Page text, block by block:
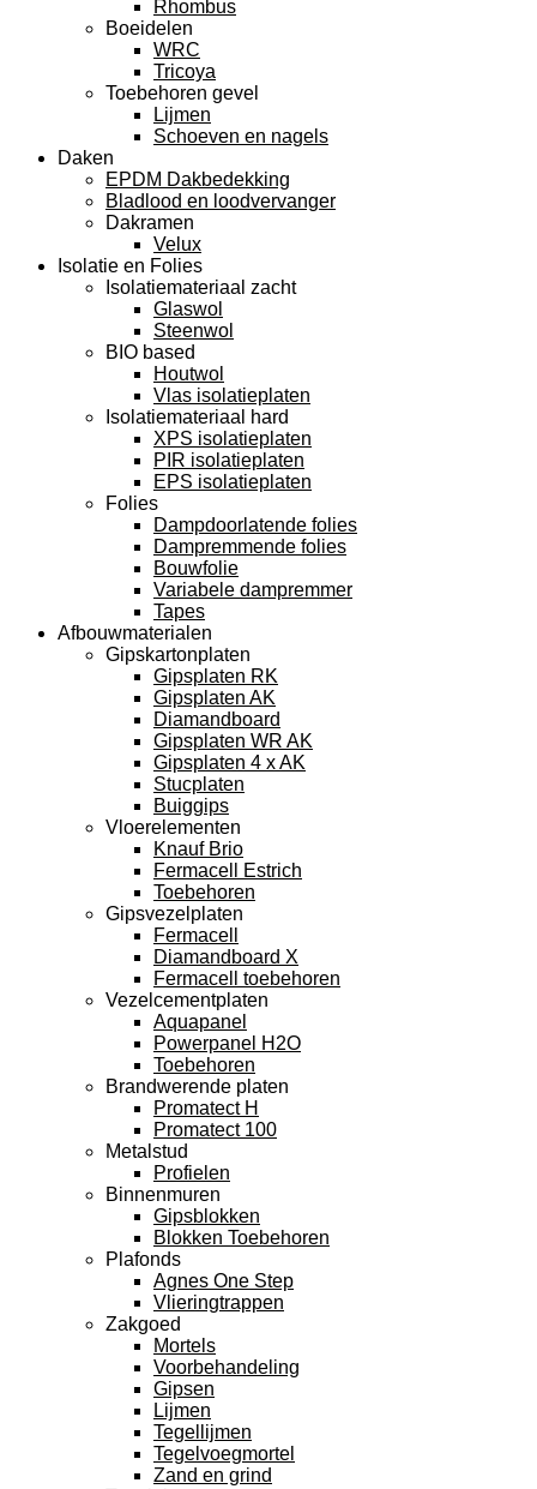
Rhombus
Boeidelen
WRC
Tricoya
Toebehoren gevel
Lijmen
Schoeven en nagels
Daken
EPDM Dakbedekking
Bladlood en loodvervanger
Dakramen
Velux
Isolatie en Folies
Isolatiemateriaal zacht
Glaswol
Steenwol
BIO based
Houtwol
Vlas isolatieplaten
Isolatiemateriaal hard
XPS isolatieplaten
PIR isolatieplaten
EPS isolatieplaten
Folies
Dampdoorlatende folies
Dampremmende folies
Bouwfolie
Variabele dampremmer
Tapes
Afbouwmaterialen
Gipskartonplaten
Gipsplaten RK
Gipsplaten AK
Diamandboard
Gipsplaten WR AK
Gipsplaten 4 x AK
Stucplaten
Buiggips
Vloerelementen
Knauf Brio
Fermacell Estrich
Toebehoren
Gipsvezelplaten
Fermacell
Diamandboard X
Fermacell toebehoren
Vezelcementplaten
Aquapanel
Powerpanel H2O
Toebehoren
Brandwerende platen
Promatect H
Promatect 100
Metalstud
Profielen
Binnenmuren
Gipsblokken
Blokken Toebehoren
Plafonds
Agnes One Step
Vlieringtrappen
Zakgoed
Mortels
Voorbehandeling
Gipsen
Lijmen
Tegellijmen
Tegelvoegmortel
Zand en grind